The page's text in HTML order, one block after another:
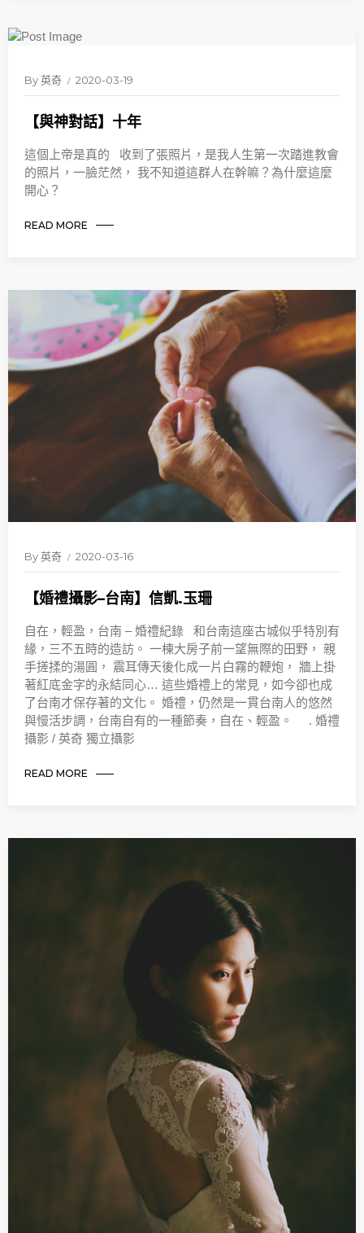
By英奇 2020-03-19
【與神對話】十年
這個上帝是真的 收到了張照片，是我人生第一次踏進教會
的照片，一臉茫然， 我不知道這群人在幹嘛？為什麼這麼
開心？
READ MORE
By英奇 2020-03-16
【婚禮攝影–台南】信凱.玉珊
自在，輕盈，台南 – 婚禮紀錄 和台南這座古城似乎特別有
緣，三不五時的造訪。 一棟大房子前一望無際的田野， 親
手搓揉的湯圓， 震耳傳天後化成一片白霧的鞭炮， 牆上掛
著紅底金字的永結同心… 這些婚禮上的常見，如今卻也成
了台南才保存著的文化。 婚禮，仍然是一貫台南人的悠然
與慢活步調，台南自有的一種節奏，自在、輕盈。 . 婚禮
攝影 / 英奇 獨立攝影
READ MORE